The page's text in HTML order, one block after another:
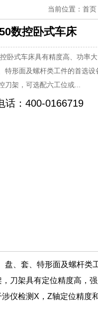
当前位置： 首页
数控卧式车床
卧式车床具有精度高、功率
特形面及螺杆类工件的首选
刀架，可选配六工位或...
话：400-0166719
盘、套、特形面及螺杆
刀架具有定位精度高，
涉仪检测X，Z轴定位精